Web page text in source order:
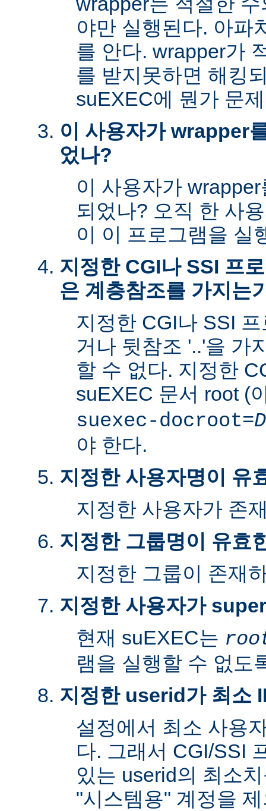
야만 실행된다. 아파
를 안다. wrapper가
를 받지못하면 해킹
suEXEC에 뭔가 문
이 사용자가 wrapper
었나?
이 사용자가
되었나? 오직 한 사
이 이 프로그램을 실
지정한 CGI나 SSI 프
은 계층참조를 가지는
지정한 CGI나 SSI
거나 뒷참조 '..'을 가
할 수 없다. 지정한
suEXEC 문서 root (
suexec-docroot=
야 한다.
지정한 사용자명이 유
지정한 사용자가 존
지정한 그룹명이 유효
지정한 그룹이 존재
지정한 사용자가
현재 suEXEC는
램을 실행할 수 없도
지정한 userid가 최소
설정에서 최소 사용
다. 그래서 CGI/SSI
있는 userid의 최소
"시스템용" 계정을